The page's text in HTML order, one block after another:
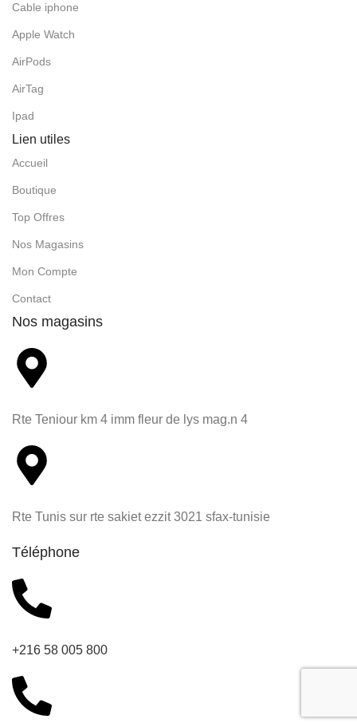
Cable iphone
Apple Watch
AirPods
AirTag
Ipad
Lien utiles
Accueil
Boutique
Top Offres
Nos Magasins
Mon Compte
Contact
Nos magasins
Rte Teniour km 4 imm fleur de lys mag.n 4
Rte Tunis sur rte sakiet ezzit 3021 sfax-tunisie
Téléphone
+216 58 005 800